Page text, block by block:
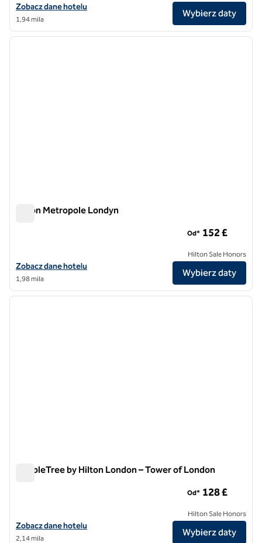
Zobacz szczegóły hotelu The Franklin, SLH Hotel
Zobacz dane hotelu
1,94 mila
Wybierz daty
1/12
1 z 12
Hilton Metropole Londyn
Zobacz szczegóły hotelu Hilton London Metropole
Zobacz dane hotelu
1,98 mila
Od* 152 £
Hilton Sale Honors
Wybierz daty
1/12
1 z 12
DoubleTree by Hilton London – Tower of London
Zobacz szczegóły hotelu DoubleTree by Hilton London – Tower of
Zobacz dane hotelu
2,14 mila
Od* 128 £
Hilton Sale Honors
Wybierz daty